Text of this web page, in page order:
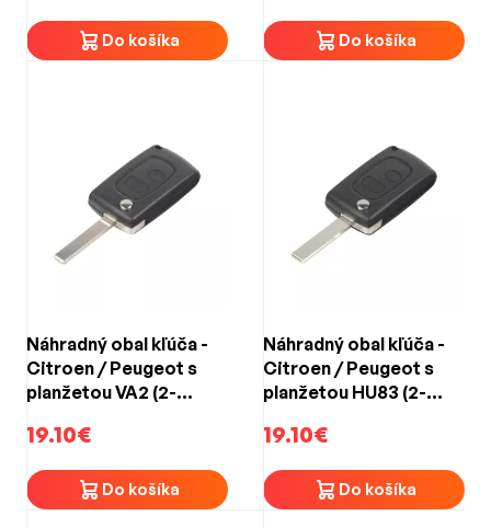
Do košíka Do košíka
Náhradný obal kľúča -
Citroen / Peugeot s
planžetou VA2 (2-
19.10€
Do košíka
Náhradný obal kľúča -
Citroen / Peugeot s
planžetou HU83 (2-
19.10€
Do košíka